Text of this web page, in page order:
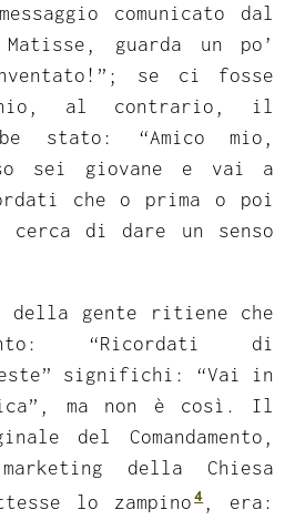
comunicato dal
guarda un po’
se ci fosse
al contrario, il
stato: “Amico mio,
sei giovane e vai a
che o prima o poi
di dare un senso
della gente ritiene che
“Ricordati di
significhi: “Vai in
ma non è così. Il
del Comandamento,
della Chiesa
lo zampino 4, era: